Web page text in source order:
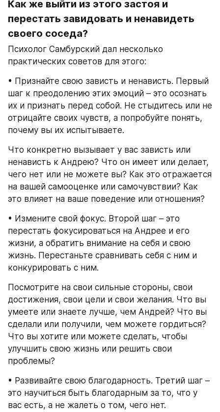
Как же выйти из этого застоя и
перестать завидовать и ненавидеть
своего соседа?
Психолог Самбурский дал несколько
практических советов для этого:
• Признайте свою зависть и ненависть. Первый
шаг к преодолению этих эмоций – это осознать
их и признать перед собой. Не стыдитесь или не
отрицайте своих чувств, а попробуйте понять,
почему вы их испытываете.
Что конкретно вызывает у вас зависть или
ненависть к Андрею? Что он имеет или делает,
чего нет или не можете вы? Как это отражается
на вашей самооценке или самочувствии? Как
это влияет на ваше поведение или отношения?
• Измените свой фокус. Второй шаг – это
перестать фокусироваться на Андрее и его
жизни, а обратить внимание на себя и свою
жизнь. Перестаньте сравнивать себя с ним и
конкурировать с ним.
Посмотрите на свои сильные стороны, свои
достижения, свои цели и свои желания. Что вы
умеете или знаете лучше, чем Андрей? Что вы
сделали или получили, чем можете гордиться?
Что вы хотите или можете сделать, чтобы
улучшить свою жизнь или решить свои
проблемы?
• Развивайте свою благодарность. Третий шаг –
это научиться быть благодарным за то, что у
вас есть, а не жалеть о том, чего нет.